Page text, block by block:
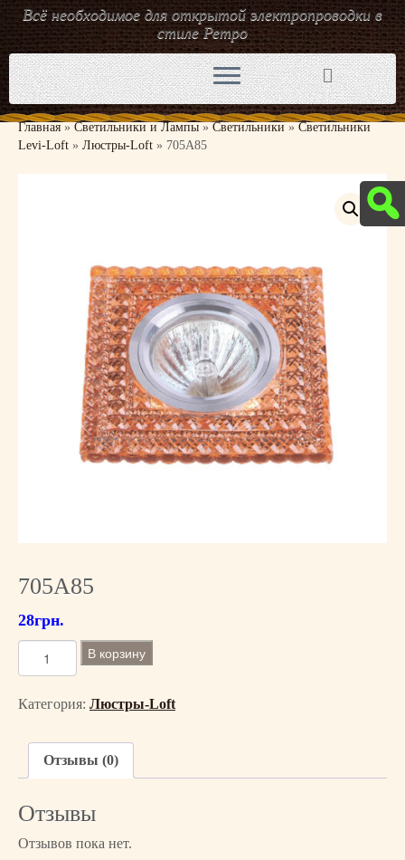
Перейти
к
содержимому
Всё необходимое для открытой электропроводки в
стиле Ретро
Главная » Светильники и Лампы » Светильники » Светильники
Levi-Loft » Люстры-Loft » 705A85
705A85
28грн.
и
в
т
В корзину
Категория: Люстры-Loft
Отзывы (0)
Отзывы
Отзывов пока нет.